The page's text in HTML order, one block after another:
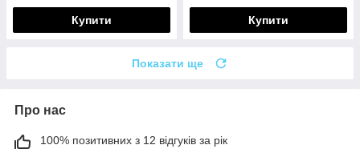
Купити Купити
Показати ще
Про нас
100% позитивних з 12 відгуків за рік